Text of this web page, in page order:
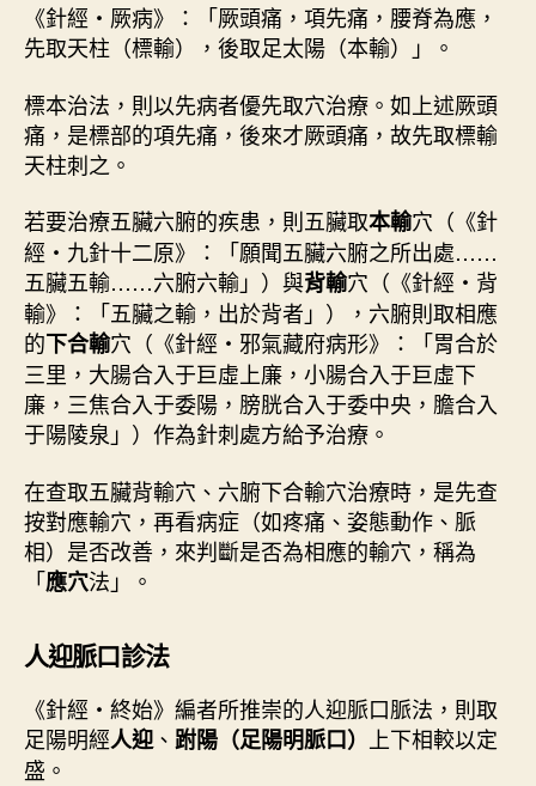
《針經・厥病》：「厥頭痛，項先痛，腰脊為應，
先取天柱（標輸），後取足太陽（本輸）」。
標本治法，則以先病者優先取穴治療。如上述厥頭
痛，是標部的項先痛，後來才厥頭痛，故先取標輸
天柱刺之。
若要治療五臟六腑的疾患，則五臟取本輸穴（《針
經・九針十二原》：「願聞五臟六腑之所出處……
五臟五輸……六腑六輸」）與背輸穴（《針經・背
輸》：「五臟之輸，出於背者」），六腑則取相應
的下合輸穴（《針經・邪氣藏府病形》：「胃合於
三里，大腸合入于巨虛上廉，小腸合入于巨虛下
廉，三焦合入于委陽，膀胱合入于委中央，膽合入
于陽陵泉」）作為針刺處方給予治療。
在查取五臟背輸穴、六腑下合輸穴治療時，是先查
按對應輸穴，再看病症（如疼痛、姿態動作、脈
相）是否改善，來判斷是否為相應的輸穴，稱為
「應穴法」。
人迎脈口診法
《針經・終始》編者所推崇的人迎脈口脈法，則取
足陽明經人迎 、 跗陽（足陽明脈口）
上下相較以定
盛。